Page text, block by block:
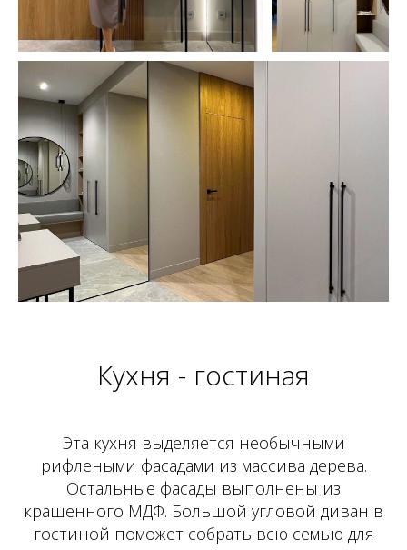
Кухня - гостиная
Эта кухня выделяется необычными
рифлеными фасадами из массива дерева.
Остальные фасады выполнены из
крашенного МДФ. Большой угловой диван в
гостиной поможет собрать всю семью для